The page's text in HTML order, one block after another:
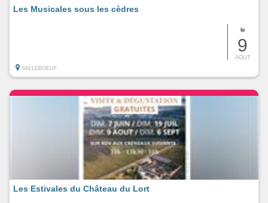
le
9
AOUT
Les Musicales sous les cèdres
SALLEBOEUF
Les Estivales du Château du Lort